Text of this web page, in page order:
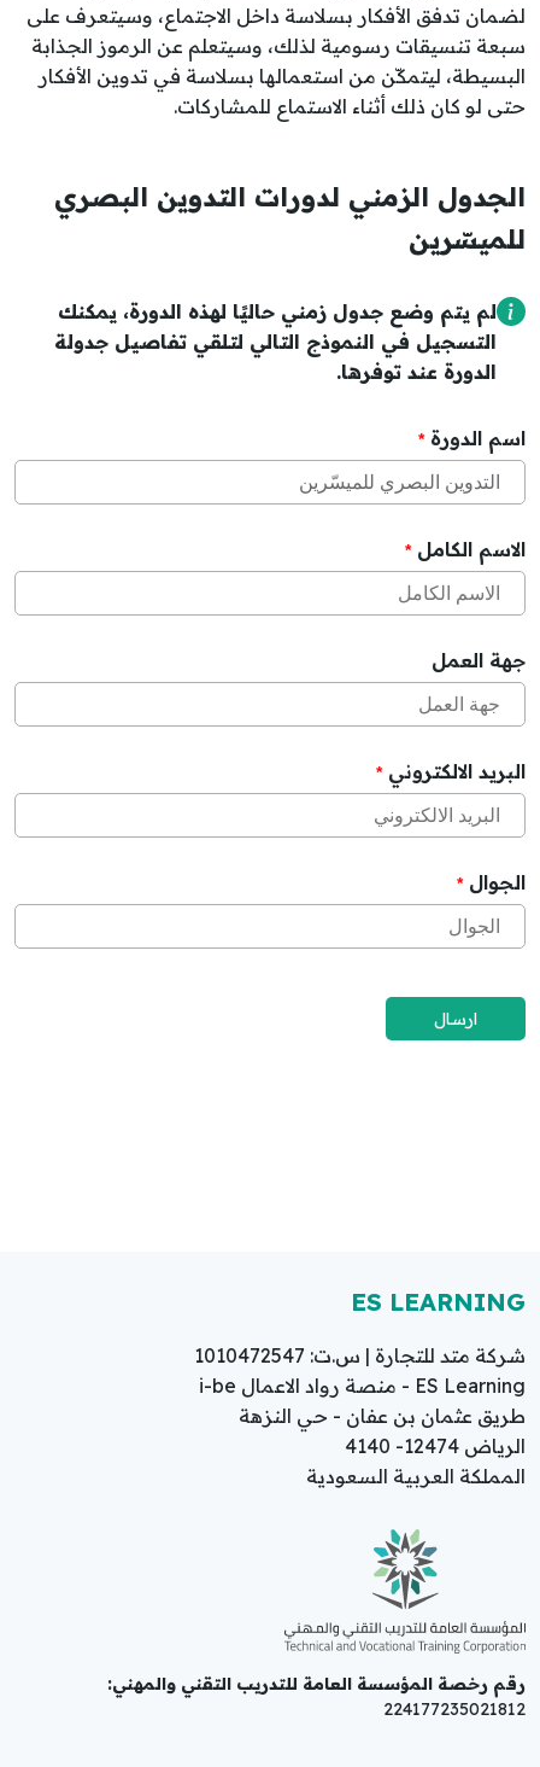
لضمان تدفق الأفكار بسلاسة داخل الاجتماع، وسيتعرف على
سبعة تنسيقات رسومية لذلك، وسيتعلم عن الرموز الجذابة
البسيطة، ليتمكّن من استعمالها بسلاسة في تدوين الأفكار
حتى لو كان ذلك أثناء الاستماع للمشاركات.
الجدول الزمني لدورات التدوين البصري
للميسّرين
لم يتم وضع جدول زمني حاليًا لهذه الدورة، يمكنك
التسجيل في النموذج التالي لتلقي تفاصيل جدولة
الدورة عند توفرها.
اسم الدورة *
الاسم الكامل *
جهة العمل
البريد الالكتروني *
الجوال *
ES LEARNING
شركة متد للتجارة | س.ت: 1010472547
ES Learning - منصة رواد الاعمال i-be
طريق عثمان بن عفان - حي النزهة
الرياض 12474- 4140
المملكة العربية السعودية
رقم رخصة المؤسسة العامة للتدريب التقني والمهني:
224177235021812